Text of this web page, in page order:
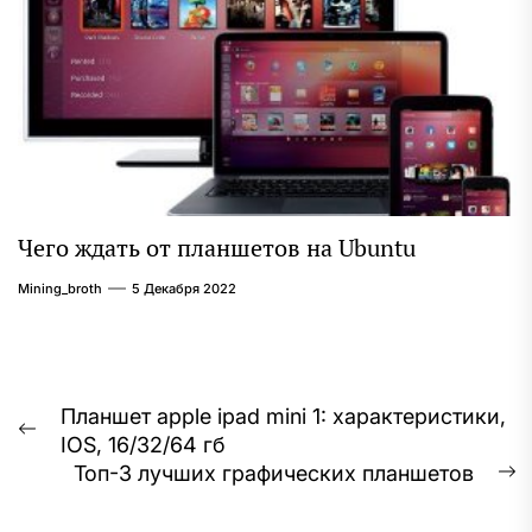
Чего ждать от планшетов на Ubuntu
Mining_broth 5 Декабря 2022
Навигация
записям
Предыдущая
запись:
Планшет apple ipad mini 1: характеристики,
IOS, 16/32/64 гб
Топ-3 лучших графических планшетов